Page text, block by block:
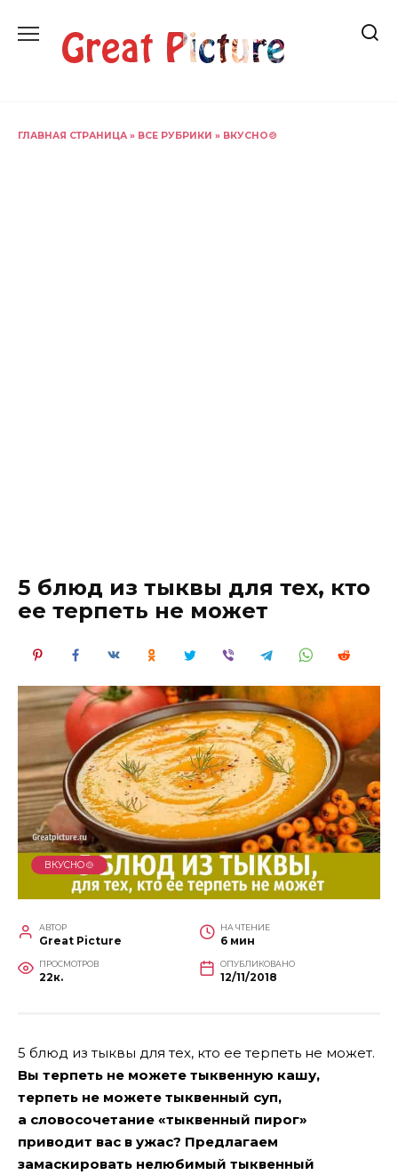
содержанию
ГЛАВНАЯ СТРАНИЦА » ВСЕ РУБРИКИ » ВКУСНО🍲
5 блюд из тыквы для тех, кто
ее терпеть не может
ВКУСНО🍲
АВТОР
Great Picture
НА ЧТЕНИЕ
6 мин
ПРОСМОТРОВ
22к.
ОПУБЛИКОВАНО
12/11/2018
5 блюд из тыквы для тех, кто ее терпеть не может.
Вы терпеть не можете тыквенную кашу,
терпеть не можете тыквенный суп,
а словосочетание «тыквенный пирог»
приводит вас в ужас? Предлагаем
замаскировать нелюбимый тыквенный